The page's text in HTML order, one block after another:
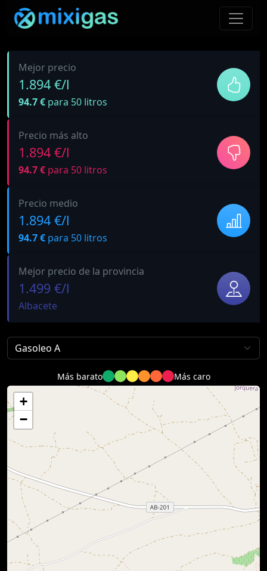
Mejor precio
1.894 €/l
94.7 € para 50 litros
Precio más alto
1.894 €/l
94.7 € para 50 litros
Precio medio
1.894 €/l
94.7 € para 50 litros
Mejor precio de la provincia
1.499 €/l
Albacete
Más barato Más caro
+
−